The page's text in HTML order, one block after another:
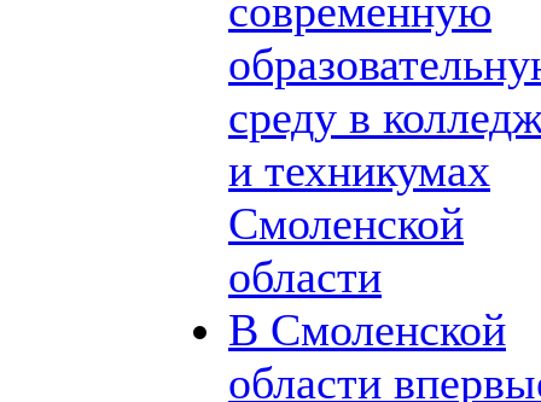
современную
среду в
и техникумах
Смоленской
области
В Смоленской
области